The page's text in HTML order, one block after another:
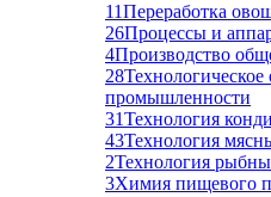
11Переработка
26Процессы и
4Производство
28
промышленности
31Технология
43Технология
2Технология
3Химия пищевого